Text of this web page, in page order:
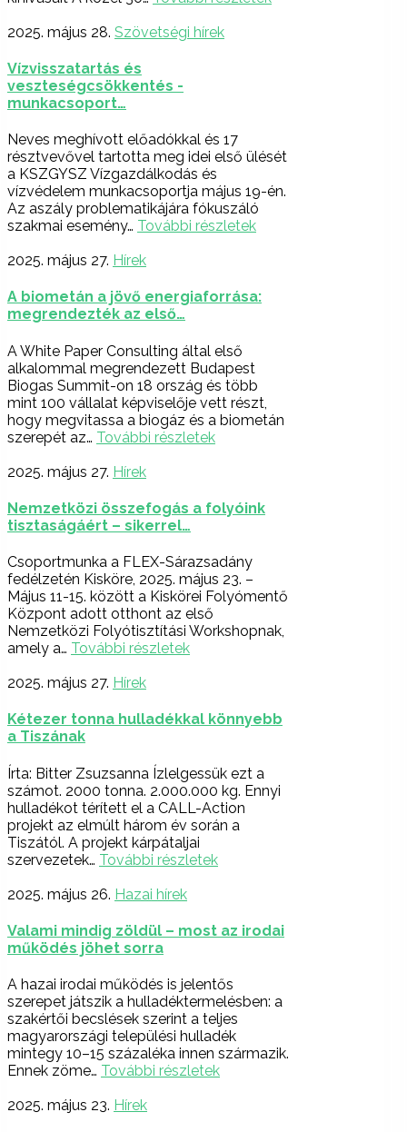
2025. május 28. Szövetségi hírek
Vízvisszatartás és
veszteségcsökkentés -
munkacsoport…
Neves meghívott előadókkal és 17
résztvevővel tartotta meg idei első ülését
a KSZGYSZ Vízgazdálkodás és
vízvédelem munkacsoportja május 19-én.
Az aszály problematikájára fókuszáló
szakmai esemény… További részletek
2025. május 27. Hírek
A biometán a jövő energiaforrása:
megrendezték az első…
A White Paper Consulting által első
alkalommal megrendezett Budapest
Biogas Summit-on 18 ország és több
mint 100 vállalat képviselője vett részt,
hogy megvitassa a biogáz és a biometán
szerepét az… További részletek
2025. május 27. Hírek
Nemzetközi összefogás a folyóink
tisztaságáért – sikerrel…
Csoportmunka a FLEX-Sárazsadány
fedélzetén Kisköre, 2025. május 23. –
Május 11-15. között a Kiskörei Folyómentő
Központ adott otthont az első
Nemzetközi Folyótisztítási Workshopnak,
amely a… További részletek
2025. május 27. Hírek
Kétezer tonna hulladékkal könnyebb
a Tiszának
Írta: Bitter Zsuzsanna Ízlelgessük ezt a
számot. 2000 tonna. 2.000.000 kg. Ennyi
hulladékot térített el a CALL-Action
projekt az elmúlt három év során a
Tiszától. A projekt kárpátaljai
szervezetek… További részletek
2025. május 26. Hazai hírek
Valami mindig zöldül – most az irodai
működés jöhet sorra
A hazai irodai működés is jelentős
szerepet játszik a hulladéktermelésben: a
szakértői becslések szerint a teljes
magyarországi települési hulladék
mintegy 10–15 százaléka innen származik.
Ennek zöme… További részletek
2025. május 23. Hírek